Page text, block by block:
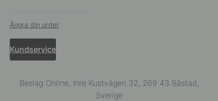
Ångra din order
Kundservice
Beslag Online, Inre Kustvägen 32, 269 43 Båstad,
Sverige